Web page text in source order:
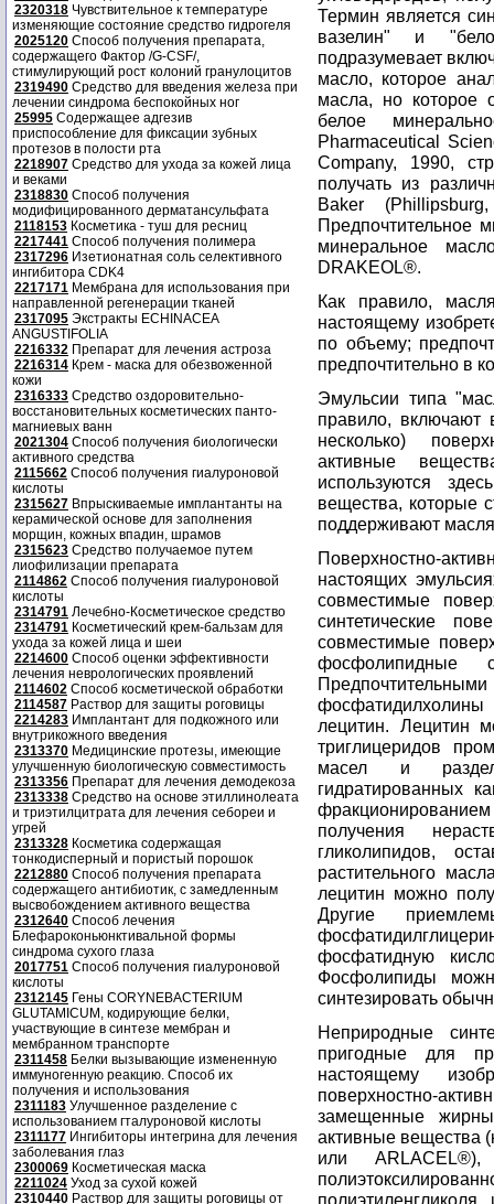
2320318 Чувствительное к температуре
изменяющие состояние средство гидрогеля
2025120 Способ получения препарата,
содержащего Фактор /G-CSF/,
стимулирующий рост колоний гранулоцитов
2319490 Средство для введения железа при
лечении синдрома беспокойных ног
25995 Содержащее адгезив
приспособление для фиксации зубных
протезов в полости рта
2218907 Средство для ухода за кожей лица
и веками
2318830 Способ получения
модифицированного дерматансульфата
2118153 Косметика - туш для ресниц
2217441 Способ получения полимера
2317296 Изетионатная соль селективного
ингибитора CDK4
2217171 Мембрана для использования при
направленной регенерации тканей
2317095 Экстракты ECHINACEA
ANGUSTIFOLIA
2216332 Препарат для лечения астроза
2216314 Крем - маска для обезвоженной
кожи
2316333 Средство оздоровительно-
восстановительных косметических панто-
магниевых ванн
2021304 Способ получения биологически
активного средства
2115662 Способ получения гиалуроновой
кислоты
2315627 Впрыскиваемые имплантанты на
керамической основе для заполнения
морщин, кожных впадин, шрамов
2315623 Средство получаемое путем
лиофилизации препарата
2114862 Способ получения гиалуроновой
кислоты
2314791 Лечебно-Косметическое средство
2314791 Косметический крем-бальзам для
ухода за кожей лица и шеи
2214600 Способ оценки эффективности
лечения неврологических проявлений
2114602 Способ косметической обработки
2114587 Раствор для защиты роговицы
2214283 Имплантант для подкожного или
внутрикожного введения
2313370 Медицинские протезы, имеющие
улучшенную биологическую совместимость
2313356 Препарат для лечения демодекоза
2313338 Средство на основе этиллинолеата
и триэтилцитрата для лечения себореи и
угрей
2313328 Косметика содержащая
тонкодисперный и пористый порошок
2212880 Способ получения препарата
содержащего антибиотик, с замедленным
высвобождением активного вещества
2312640 Способ лечения
Блефароконьюнктивальной формы
синдрома сухого глаза
2017751 Способ получения гиалуроновой
кислоты
2312145 Гены CORYNEBACTERIUM
GLUTAMICUM, кодирующие белки,
участвующие в синтезе мембран и
мембранном транспорте
2311458 Белки вызывающие измененную
иммуногенную реакцию. Способ их
получения и использования
2311183 Улучшенное разделение с
использованием гталуроновой кислоты
2311177 Ингибиторы интегрина для лечения
заболевания глаз
2300069 Косметическая маска
2211024 Уход за сухой кожей
2310440 Раствор для защиты роговицы от
Термин является
вазелин" и
подразумевает
масло, которое
масла, но которое
белое
Pharmaceutical
Company, 1990,
получать из
Baker
Предпочтительное
минеральное
DRAKEOL®.
Как правило,
настоящему
по объему;
предпочтительно в
Эмульсии типа
правило,
несколько)
активные
используются
вещества, которые
поддерживают
Поверхностно-
настоящих
совместимые
синтетические
совместимые
фосфолипидные
лецитин. Лецитин
триглицеридов
масел и
гидратированных
получения
гликолипидов,
растительного
лецитин можно
Другие
фосфатидную
Фосфолипиды
синтезировать
Неприродные
пригодные для
настоящему
поверхностно-
замещенные
активные вещества
или